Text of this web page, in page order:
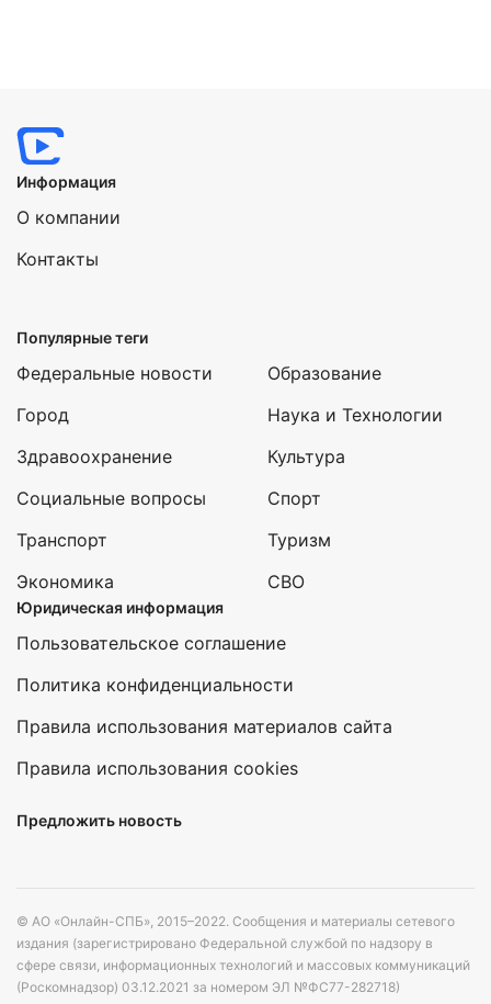
Информация
О компании
Контакты
Популярные теги
Федеральные новости
Город
Здравоохранение
Социальные вопросы
Транспорт
Экономика
Образование
Наука и Технологии
Культура
Спорт
Туризм
СВО
Юридическая информация
Пользовательское соглашение
Политика конфиденциальности
Правила использования материалов сайта
Правила использования cookies
Предложить новость
© АО «Онлайн-СПБ», 2015–2022. Сообщения и материалы сетевого
издания (зарегистрировано Федеральной службой по надзору в
сфере связи, информационных технологий и массовых коммуникаций
(Роскомнадзор) 03.12.2021 за номером ЭЛ №ФС77-282718)